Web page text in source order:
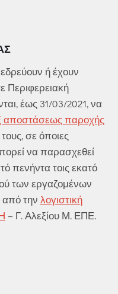
ή έχουν
Περιφερειακή
έως 31/03/2021, να
αποστάσεως παροχής
σε όποιες
να παρασχεθεί
πενήντα τοις εκατό
των εργαζομένων
την λογιστική
– Γ. Αλεξίου Μ. ΕΠΕ.